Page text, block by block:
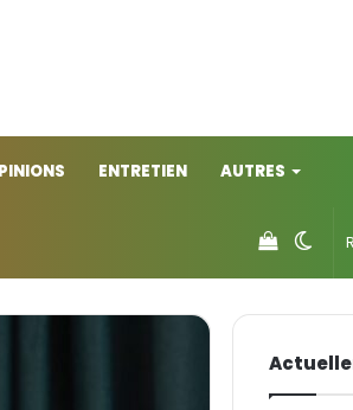
ENTRETIEN AUTRES
skin
Voir
votre